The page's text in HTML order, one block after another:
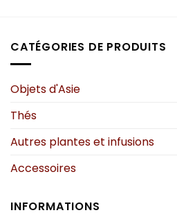
CATÉGORIES DE PRODUITS
Objets d'Asie
Thés
Autres plantes et infusions
Accessoires
INFORMATIONS